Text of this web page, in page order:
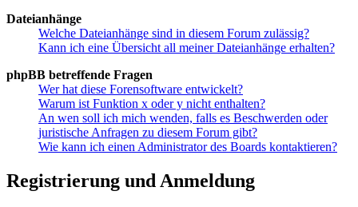
Dateianhänge
Welche Dateianhänge sind in diesem Forum zulässig?
Kann ich eine Übersicht all meiner Dateianhänge erhalten?
phpBB betreffende Fragen
Wer hat diese Forensoftware entwickelt?
Warum ist Funktion x oder y nicht enthalten?
An wen soll ich mich wenden, falls es Beschwerden oder
juristische Anfragen zu diesem Forum gibt?
Wie kann ich einen Administrator des Boards kontaktieren?
Registrierung und Anmeldung